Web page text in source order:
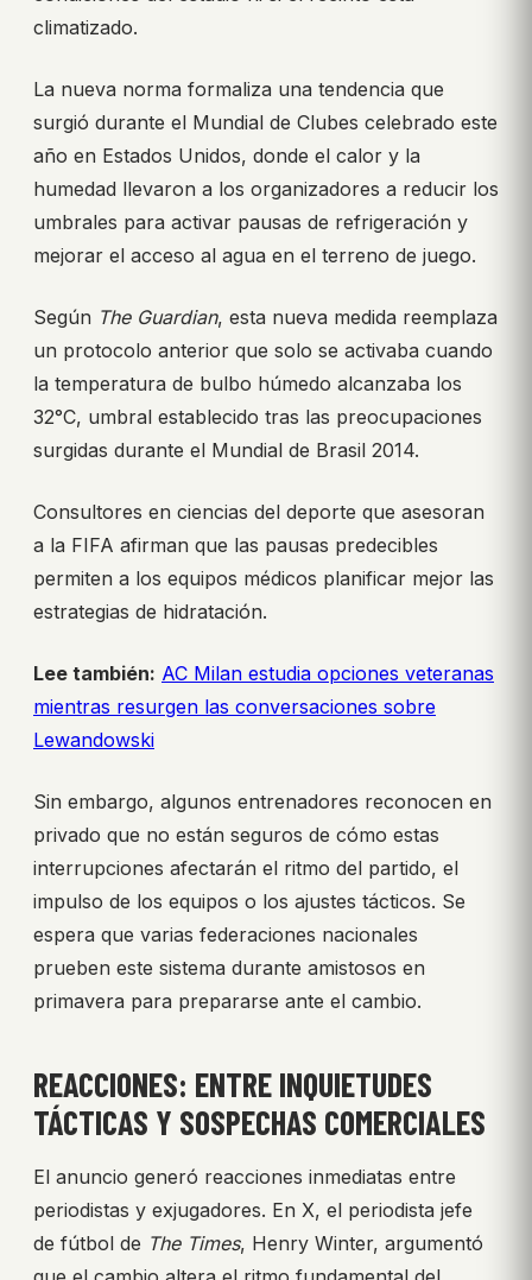
climatizado.
La nueva norma formaliza una tendencia que
surgió durante el Mundial de Clubes celebrado este
año en Estados Unidos, donde el calor y la
humedad llevaron a los organizadores a reducir los
umbrales para activar pausas de refrigeración y
mejorar el acceso al agua en el terreno de juego.
Según The Guardian, esta nueva medida reemplaza
un protocolo anterior que solo se activaba cuando
la temperatura de bulbo húmedo alcanzaba los
32°C, umbral establecido tras las preocupaciones
surgidas durante el Mundial de Brasil 2014.
Consultores en ciencias del deporte que asesoran
a la FIFA afirman que las pausas predecibles
permiten a los equipos médicos planificar mejor las
estrategias de hidratación.
Lee también: AC Milan estudia opciones veteranas
mientras resurgen las conversaciones sobre
Lewandowski
Sin embargo, algunos entrenadores reconocen en
privado que no están seguros de cómo estas
interrupciones afectarán el ritmo del partido, el
impulso de los equipos o los ajustes tácticos. Se
espera que varias federaciones nacionales
prueben este sistema durante amistosos en
primavera para prepararse ante el cambio.
REACCIONES: ENTRE INQUIETUDES
TÁCTICAS Y SOSPECHAS COMERCIALES
El anuncio generó reacciones inmediatas entre
periodistas y exjugadores. En X, el periodista jefe
de fútbol de The Times, Henry Winter, argumentó